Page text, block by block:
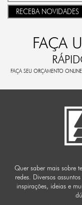
RECEBA NOVIDADES
FAÇA
FAÇA SEU ORÇAMENTO
Quer saber mais sobre
redes. Diversos
inspirações, ideias e